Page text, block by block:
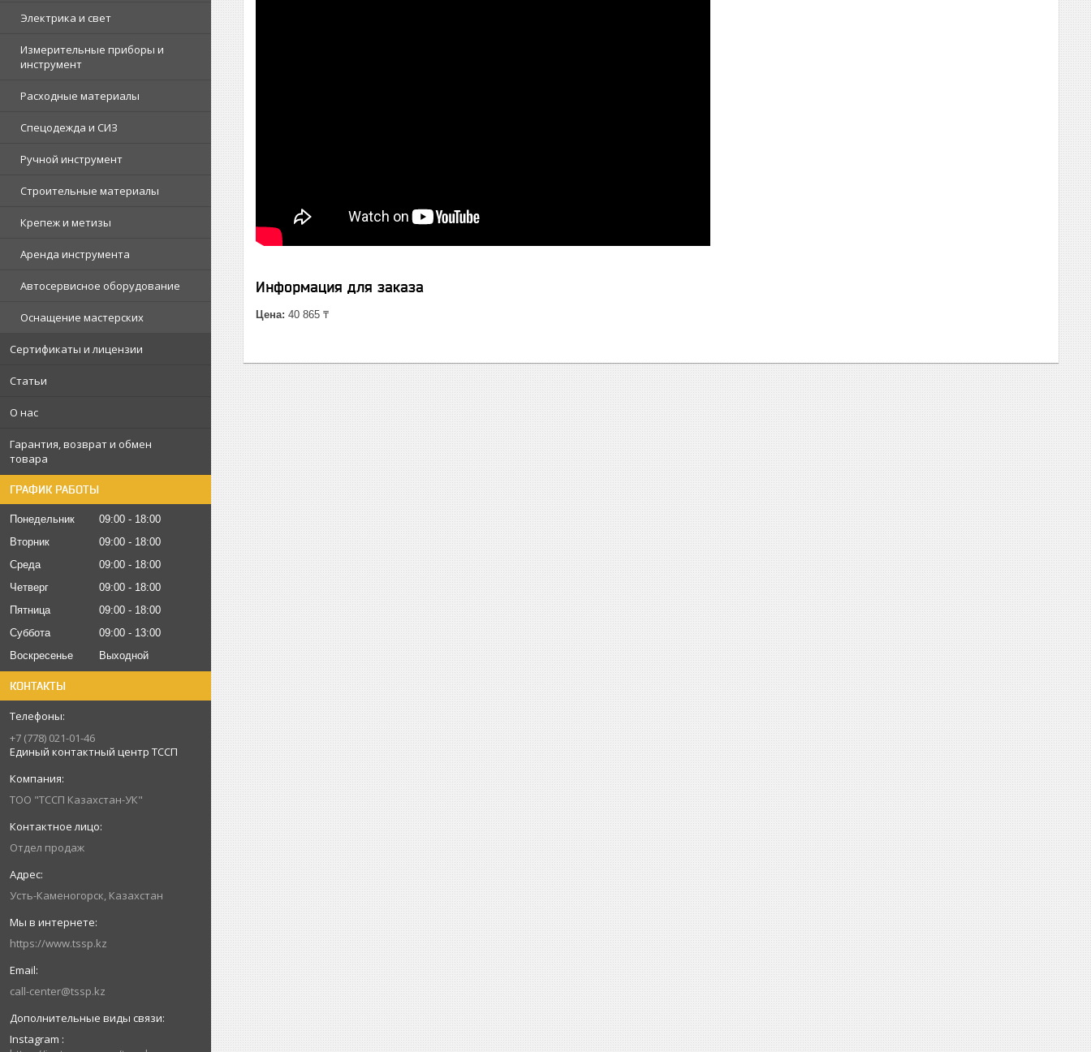
Электрика и свет
Измерительные приборы и
инструмент
Расходные материалы
Спецодежда и СИЗ
Ручной инструмент
Строительные материалы
Крепеж и метизы
Аренда инструмента
Автосервисное оборудование
Оснащение мастерских
Сертификаты и лицензии
Статьи
О нас
Гарантия, возврат и обмен
товара
ГРАФИК РАБОТЫ
Понедельник 09:00
18:00
Вторник
09:00
18:00
Среда
09:00
18:00
Четверг
09:00
18:00
Пятница
09:00
18:00
Суббота
09:00
13:00
Воскресенье
Выходной
КОНТАКТЫ
+7 (778) 021-01-46
Единый контактный центр ТССП
ТОО "ТССП Казахстан-УК"
Отдел продаж
Усть-Каменогорск, Казахстан
https://www.tssp.kz
call-center@tssp.kz
Instagram
Информация для заказа
Цена: 40 865 ₸